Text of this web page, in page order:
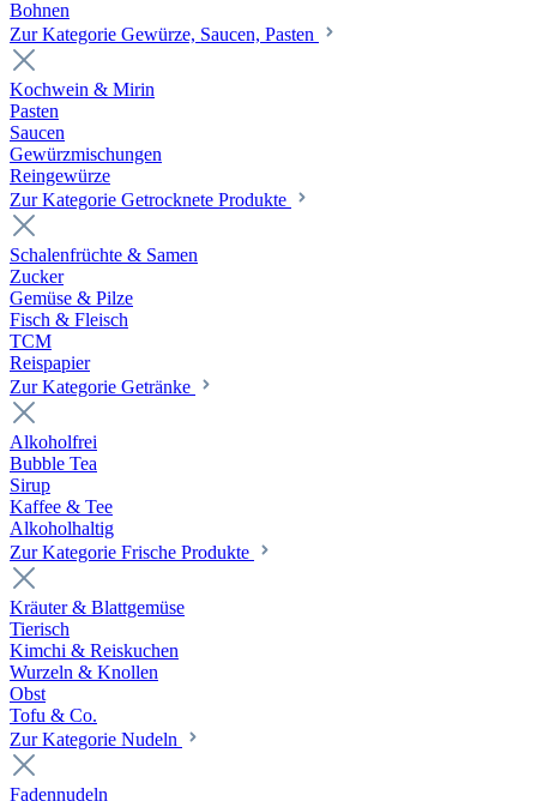
Bohnen
Zur Kategorie Gewürze, Saucen, Pasten
Kochwein & Mirin
Pasten
Saucen
Gewürzmischungen
Reingewürze
Zur Kategorie Getrocknete Produkte
Schalenfrüchte & Samen
Zucker
Gemüse & Pilze
Fisch & Fleisch
TCM
Reispapier
Zur Kategorie Getränke
Alkoholfrei
Bubble Tea
Sirup
Kaffee & Tee
Alkoholhaltig
Zur Kategorie Frische Produkte
Kräuter & Blattgemüse
Tierisch
Kimchi & Reiskuchen
Wurzeln & Knollen
Obst
Tofu & Co.
Zur Kategorie Nudeln
Fadennudeln